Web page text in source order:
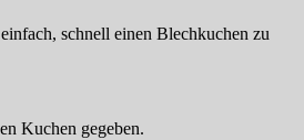
schnell einen Blechkuchen zu
Kuchen gegeben.